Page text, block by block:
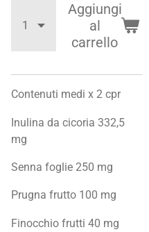
Aggiungi
al
carrello
Contenuti medi x 2 cpr
Inulina da cicoria 332,5
mg
Senna foglie 250 mg
Prugna frutto 100 mg
Finocchio frutti 40 mg